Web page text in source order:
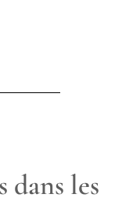
dans les